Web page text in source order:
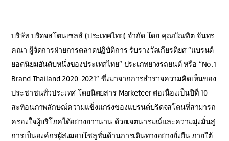
บริษัท บริดจสโตนเซลส์ (ประเทศไทย) จำกัด โดย คุณบัณฑิต จันทร
คณา ผู้จัดการฝ่ายการตลาดปฏิบัติการ รับรางวัลเกียรติยศ “แบรนด์
ยอดนิยมอันดับหนึ่งของประเทศไทย” ประเภทยางรถยนต์ หรือ “No.1
Brand Thailand 2020-2021” ซึ่งมาจากการสำรวจความคิดเห็นของ
ประชาชนทั่วประเทศ โดยนิตยสาร Marketeer ต่อเนื่องเป็นปีที่ 10
สะท้อนภาพลักษณ์ความแข็งแกร่งของแบรนด์บริดจสโตนที่สามารถ
ครองใจผู้บริโภคได้อย่างยาวนาน ด้วยเจตนารมณ์และความมุ่งมั่นสู่
การเป็นองค์กรผู้ส่งมอบโซลูชั่นด้านการเดินทางอย่างยั่งยืน ภายใต้